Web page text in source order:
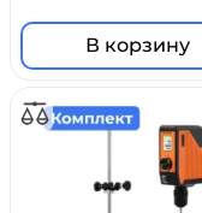
В корзину